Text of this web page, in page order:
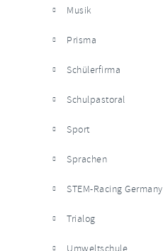
Musik
Prisma
Schülerfirma
Schulpastoral
Sport
Sprachen
STEM-Racing Germany
Trialog
Umweltschule